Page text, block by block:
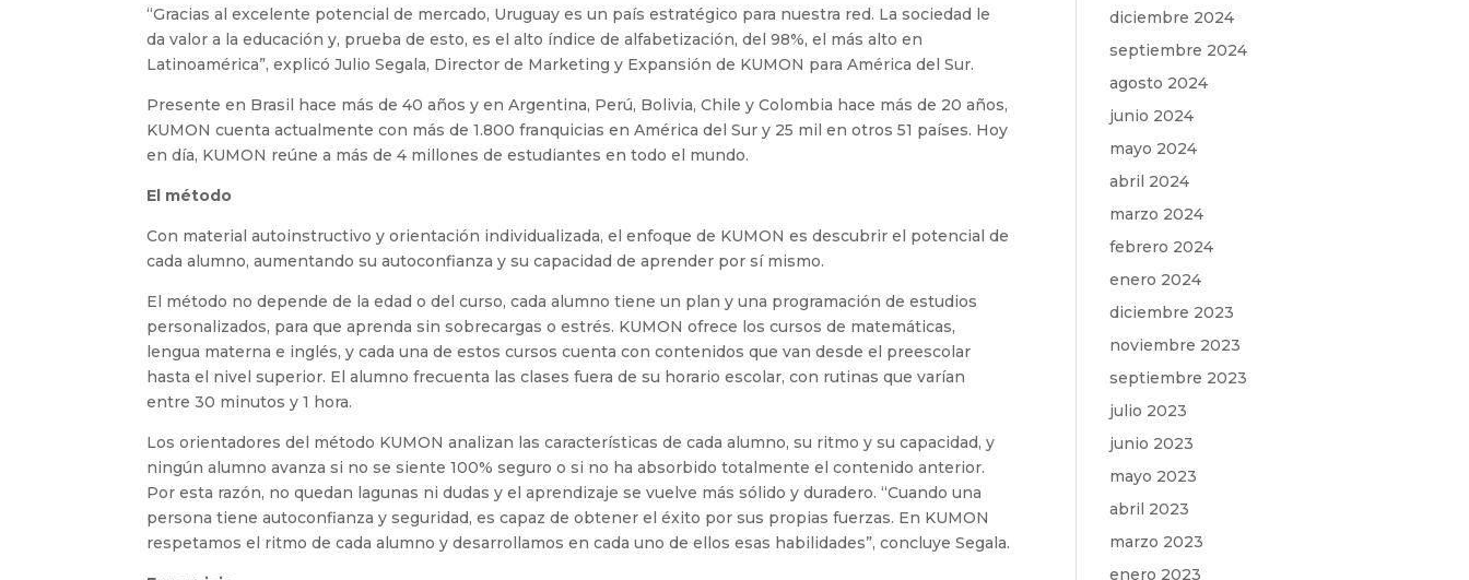
“Gracias al excelente potencial de mercado, Uruguay es un país estratégico para nuestra red. La sociedad le
da valor a la educación y, prueba de esto, es el alto índice de alfabetización, del 98%, el más alto en
Latinoamérica”, explicó Julio Segala, Director de Marketing y Expansión de KUMON para América del Sur.
Presente en Brasil hace más de 40 años y en Argentina, Perú, Bolivia, Chile y Colombia hace más de 20 años,
KUMON cuenta actualmente con más de 1.800 franquicias en América del Sur y 25 mil en otros 51 países. Hoy
en día, KUMON reúne a más de 4 millones de estudiantes en todo el mundo.
El método
Con material autoinstructivo y orientación individualizada, el enfoque de KUMON es descubrir el potencial de
cada alumno, aumentando su autoconfianza y su capacidad de aprender por sí mismo.
El método no depende de la edad o del curso, cada alumno tiene un plan y una programación de estudios
personalizados, para que aprenda sin sobrecargas o estrés. KUMON ofrece los cursos de matemáticas,
lengua materna e inglés, y cada una de estos cursos cuenta con contenidos que van desde el preescolar
hasta el nivel superior. El alumno frecuenta las clases fuera de su horario escolar, con rutinas que varían
entre 30 minutos y 1 hora.
Los orientadores del método KUMON analizan las características de cada alumno, su ritmo y su capacidad, y
ningún alumno avanza si no se siente 100% seguro o si no ha absorbido totalmente el contenido anterior.
Por esta razón, no quedan lagunas ni dudas y el aprendizaje se vuelve más sólido y duradero. “Cuando una
persona tiene autoconfianza y seguridad, es capaz de obtener el éxito por sus propias fuerzas. En KUMON
respetamos el ritmo de cada alumno y desarrollamos en cada uno de ellos esas habilidades”, concluye Segala.
diciembre 2024
septiembre 2024
agosto 2024
junio 2024
mayo 2024
abril 2024
marzo 2024
febrero 2024
enero 2024
diciembre 2023
noviembre 2023
septiembre 2023
julio 2023
junio 2023
mayo 2023
abril 2023
marzo 2023
enero 2023